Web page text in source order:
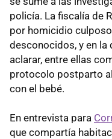
policía. La fiscalía de
por homicidio
desconocidos, y en la
aclarar, entre ellas
protocolo postparto
con el bebé.
En entrevista para
que compartía